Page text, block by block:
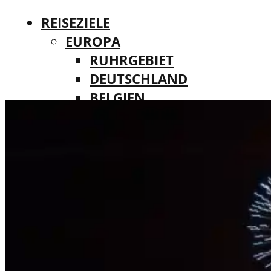
REISEZIELE
EUROPA
RUHRGEBIET
DEUTSCHLAND
BELGIEN